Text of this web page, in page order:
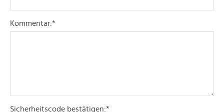
Kommentar:*
Sicherheitscode bestätigen:*